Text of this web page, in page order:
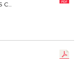
COMMISSION RÉGIONALE DE CONTRÔLE DES CLUBS